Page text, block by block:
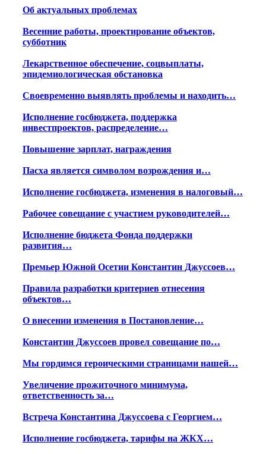
Об актуальных проблемах
Весенние работы, проектирование объектов,
субботник
Лекарственное обеспечение, соцвыплаты,
эпидемиологическая обстановка
Своевременно выявлять проблемы и находить…
Исполнение госбюджета, поддержка
инвестпроектов, распределение…
Повышение зарплат, награждения
Пасха является символом возрождения и…
Исполнение госбюджета, изменения в налоговый…
Рабочее совещание с участием руководителей…
Исполнение бюджета Фонда поддержки
развития…
Премьер Южной Осетии Константин Джуссоев…
Правила разработки критериев отнесения
объектов…
О внесении изменения в Постановление…
Константин Джуссоев провел совещание по…
Мы гордимся героическими страницами нашей…
Увеличение прожиточного минимума,
ответственность за…
Встреча Константина Джуссоева с Георгием…
Исполнение госбюджета, тарифы на ЖКХ…